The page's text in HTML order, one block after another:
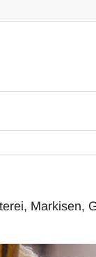
Markisen,